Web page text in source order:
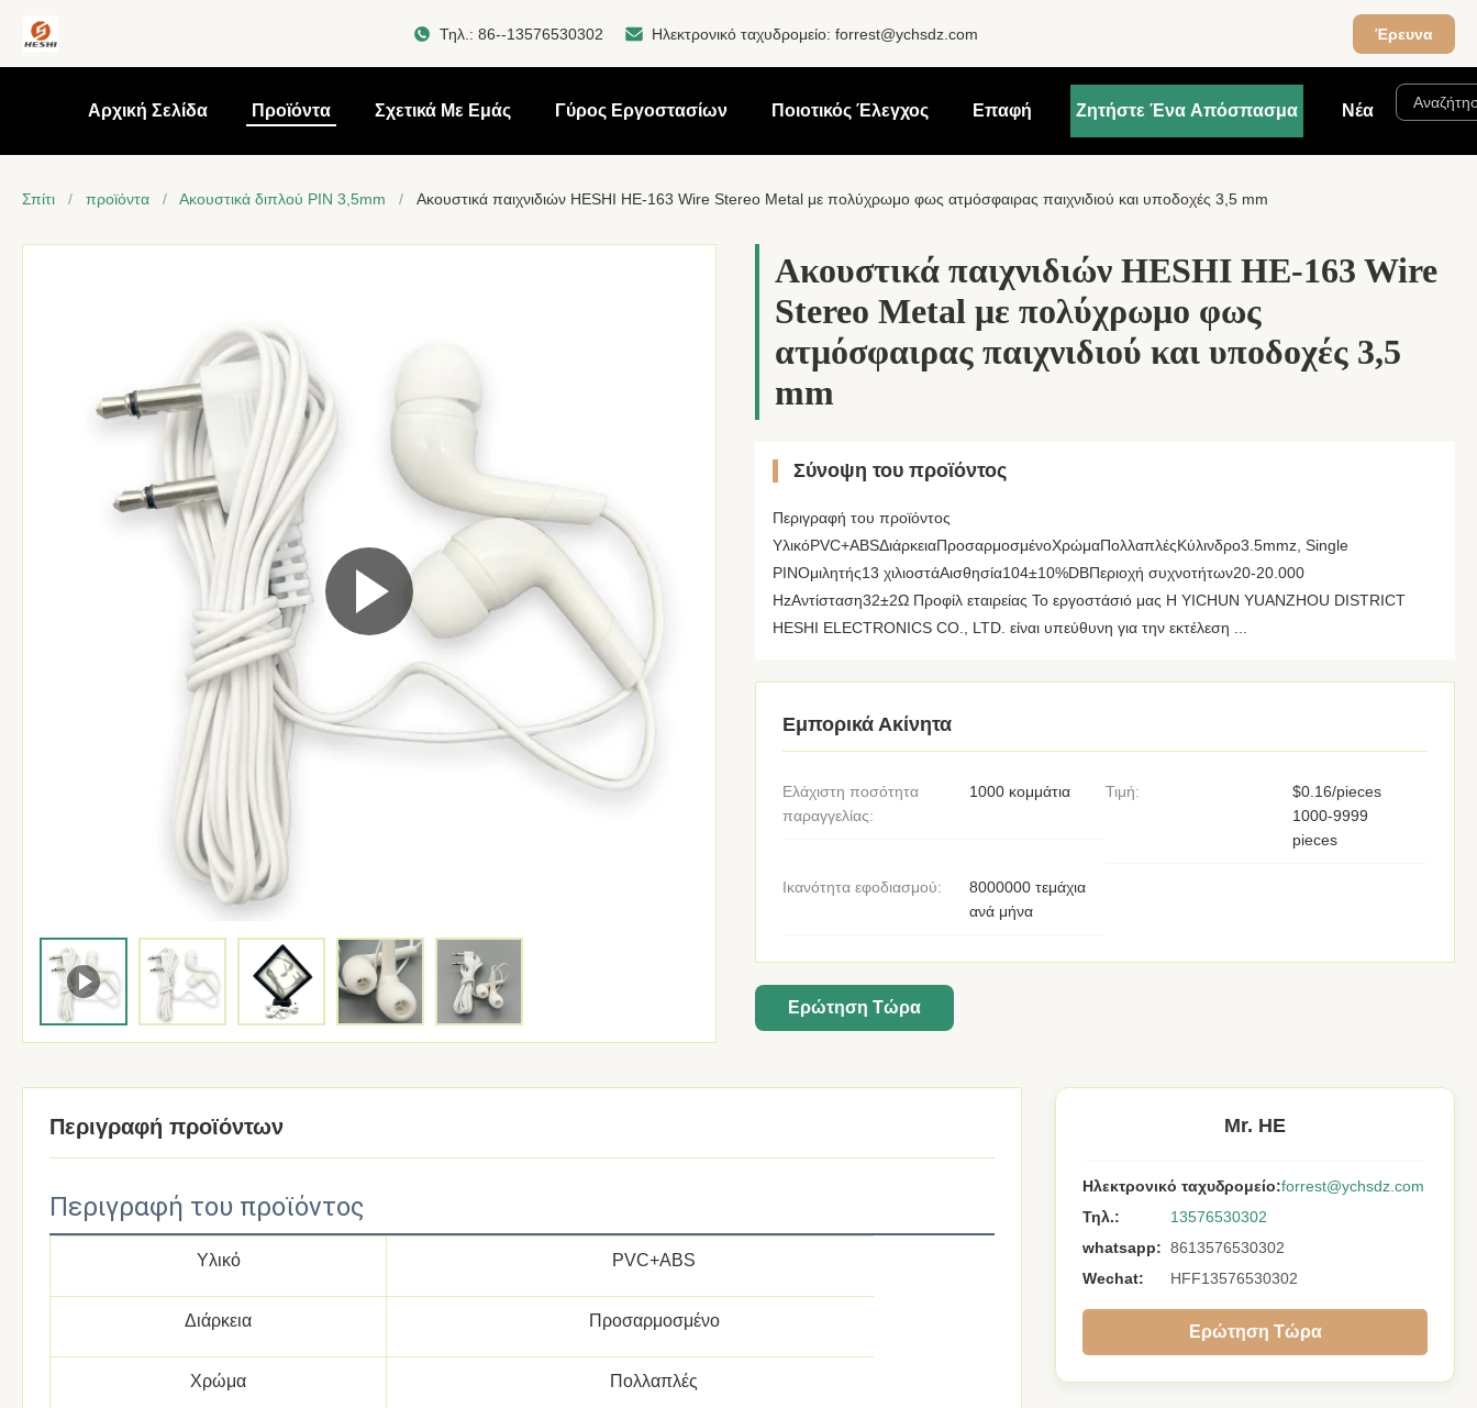
Τηλ.: 86--13576530302 Ηλεκτρονικό ταχυδρομείο: forrest@ychsdz.com Έρευνα
Αρχική Σελίδα Προϊόντα Σχετικά Με Εμάς Γύρος Εργοστασίων Ποιοτικός Έλεγχος Επαφή Ζητήστε Ένα Απόσπασμα Νέα
Σπίτι / προϊόντα / Ακουστικά διπλού PIN 3,5mm / Ακουστικά παιχνιδιών HESHI HE-163 Wire Stereo Metal με πολύχρωμο φως ατμόσφαιρας παιχνιδιού και υποδοχές 3,5 mm
Ακουστικά παιχνιδιών HESHI HE-163 Wire
Stereo Metal με πολύχρωμο φως
ατμόσφαιρας παιχνιδιού και υποδοχές 3,5
mm
Σύνοψη του προϊόντος
Περιγραφή του προϊόντος
ΥλικόPVC+ABSΔιάρκειαΠροσαρμοσμένοΧρώμαΠολλαπλέςΚύλινδρο3.5mmz, Single
PINΟμιλητής13 χιλιοστάΑισθησία104±10%DBΠεριοχή συχνοτήτων20-20.000
HzΑντίσταση32±2Ω Προφίλ εταιρείας Το εργοστάσιό μας Η YICHUN YUANZHOU DISTRICT
HESHI ELECTRONICS CO., LTD. είναι υπεύθυνη για την εκτέλεση ...
Εμπορικά Ακίνητα
Ελάχιστη ποσότητα
παραγγελίας:
1000 κομμάτια Τιμή:
$0.16/pieces
1000-9999
pieces
Ικανότητα εφοδιασμού:
8000000 τεμάχια
ανά μήνα
Ερώτηση Τώρα
Περιγραφή προϊόντων
Περιγραφή του προϊόντος
Υλικό PVC+ABS
Διάρκεια Προσαρμοσμένο
Χρώμα Πολλαπλές
Mr. HE
Ηλεκτρονικό ταχυδρομείο:forrest@ychsdz.com
Τηλ.:
13576530302
whatsapp: 8613576530302
Wechat:
HFF13576530302
Ερώτηση Τώρα